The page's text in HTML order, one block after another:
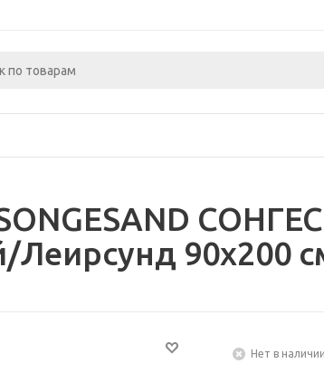
Леирсунд 90x200
Нет в наличии